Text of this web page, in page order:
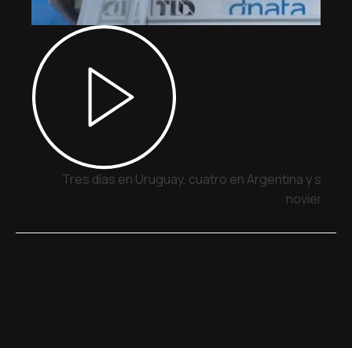
Tres días en Uruguay, cuatro en Argentina y siete
noviembre